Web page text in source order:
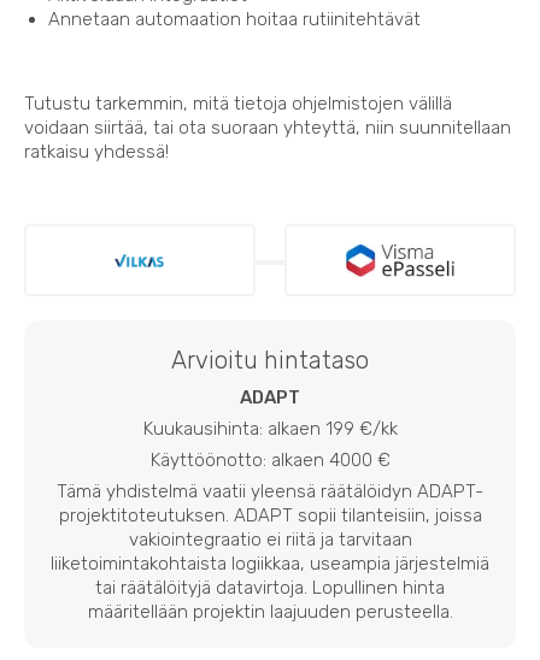
Annetaan automaation hoitaa rutiinitehtävät
Tutustu tarkemmin, mitä tietoja ohjelmistojen välillä
voidaan siirtää, tai ota suoraan yhteyttä, niin suunnitellaan
ratkaisu yhdessä!
Arvioitu hintataso
ADAPT
Kuukausihinta: alkaen 199 €/kk
Käyttöönotto: alkaen 4000 €
Tämä yhdistelmä vaatii yleensä räätälöidyn ADAPT-
projektitoteutuksen. ADAPT sopii tilanteisiin, joissa
vakiointegraatio ei riitä ja tarvitaan
liiketoimintakohtaista logiikkaa, useampia järjestelmiä
tai räätälöityjä datavirtoja. Lopullinen hinta
määritellään projektin laajuuden perusteella.